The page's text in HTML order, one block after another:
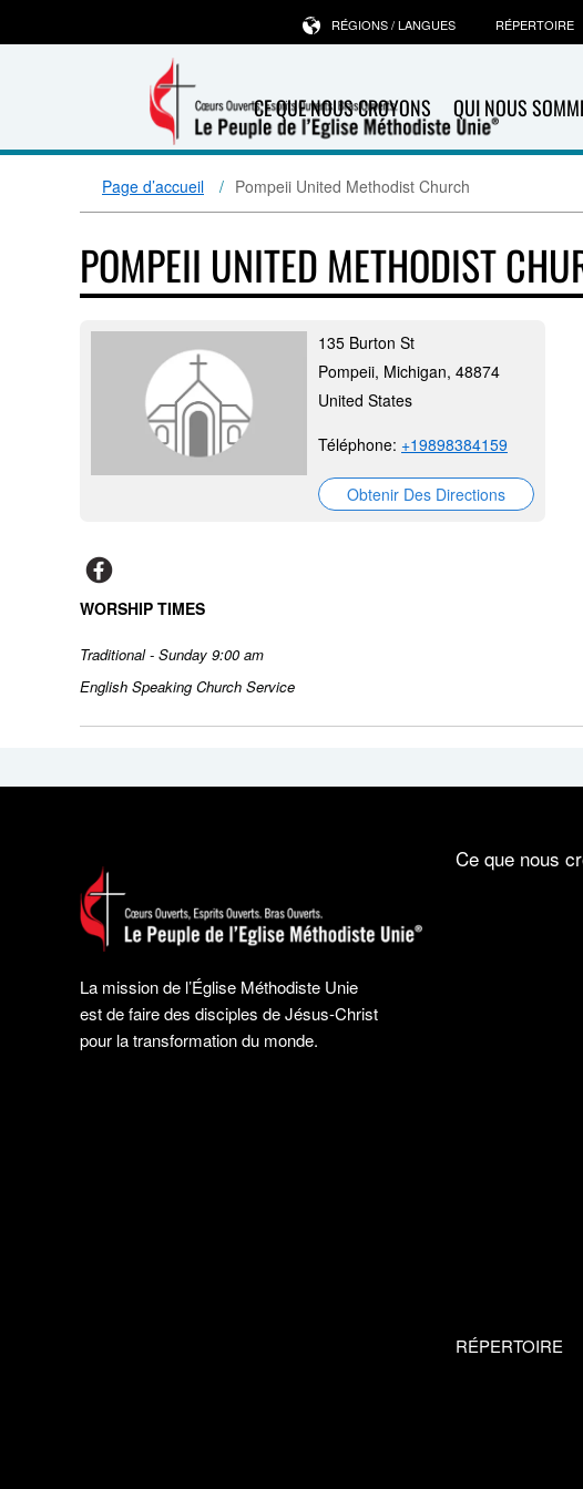
CE QUE NOUS CROYONS QUI NOUS
RÉGIONS / LANGUES RÉPERTOIRE
Page d’accueil Pompeii United Methodist Church
POMPEII UNITED METHODIST
135 Burton St
Pompeii, Michigan, 48874
United States
Téléphone: +19898384159
Obtenir Des Directions
WORSHIP TIMES
Traditional - Sunday 9:00 am
English Speaking Church Service
La mission de l’Église Méthodiste Unie
est de faire des disciples de Jésus-Christ
pour la transformation du monde.
Ce que nous
RÉPERTOIRE